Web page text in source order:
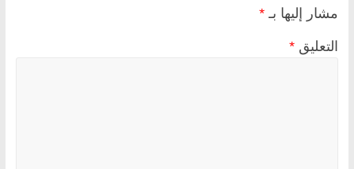
مشار إليها بـ *
التعليق *